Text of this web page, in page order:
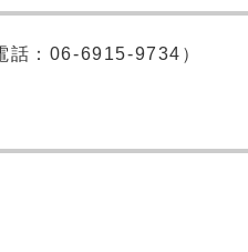
話：06-6915-9734）